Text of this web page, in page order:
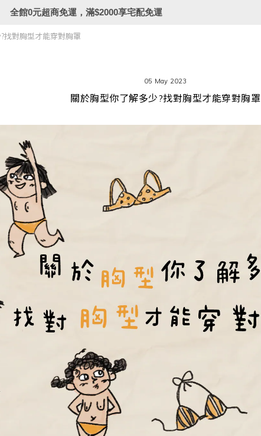
找對胸型才能穿對胸罩
05 May 2023
關於胸型你了解多少?找對胸型才能穿對胸罩
全館0元超商免運，滿$2000享宅配免運